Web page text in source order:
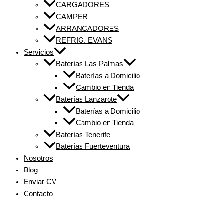
CARGADORES
CAMPER
ARRANCADORES
REFRIG. EVANS
Servicios
Baterías Las Palmas
Baterías a Domicilio
Cambio en Tienda
Baterías Lanzarote
Baterías a Domicilio
Cambio en Tienda
Baterías Tenerife
Baterías Fuerteventura
Nosotros
Blog
Enviar CV
Contacto